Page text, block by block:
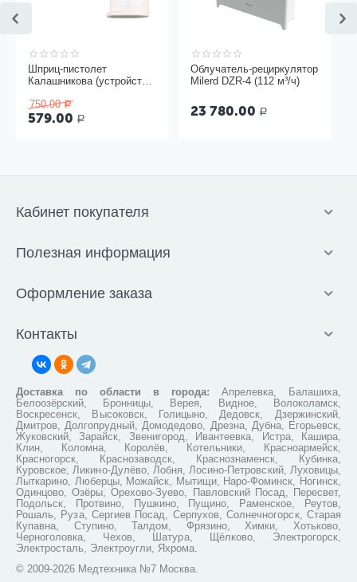
Шприц-пистолет
Калашникова (устройство
шприцами одноразовыми)
750.00 Р
579.00 Р
Облучатель-рециркулятор
Milerd DZR-4 (112 м³/ч)
23 780.00 Р
Кабинет покупателя
Полезная информация
Оформление заказа
Контакты
Доставка по области в города: Апрелевка, Балашиха,
Белоозёрский, Бронницы, Верея, Видное, Волоколамск,
Воскресенск, Высоковск, Голицыно, Дедовск, Дзержинский,
Дмитров, Долгопрудный, Домодедово, Дрезна, Дубна, Егорьевск,
Жуковский, Зарайск, Звенигород, Ивантеевка, Истра, Кашира,
Клин, Коломна, Королёв, Котельники, Красноармейск,
Красногорск, Краснозаводск, Краснознаменск, Кубинка,
Куровское, Ликино-Дулёво, Лобня, Лосино-Петровский, Луховицы,
Лыткарино, Люберцы, Можайск, Мытищи, Наро-Фоминск, Ногинск,
Одинцово, Озёры, Орехово-Зуево, Павловский Посад, Пересвет,
Подольск, Протвино, Пушкино, Пущино, Раменское, Реутов,
Рошаль, Руза, Сергиев Посад, Серпухов, Солнечногорск, Старая
Купавна, Ступино, Талдом, Фрязино, Химки, Хотьково,
Черноголовка, Чехов, Шатура, Щёлково, Электрогорск,
Электросталь, Электроугли, Яхрома.
© 2009-2026 Медтехника №7 Москва.